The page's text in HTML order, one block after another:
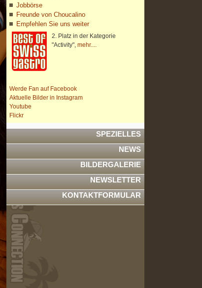
Jobbörse
Freunde von Choucalino
Empfehlen Sie uns weiter
2. Platz in der Kategorie
"Activity", mehr....
Werde Fan auf Facebook
Aktuelle Bilder in Instagram
Youtube
Flickr
SPEZIELLES
Online Choucalino® Malbuch
NEWS
BILDERGALERIE
Weitere Bildergalerien
Aktuelle Bilder in Instagram
NEWSLETTER
Best of Swiss Gastro
Newsletterabonnenten
KONTAKTFORMULAR
Kontaktieren Sie uns